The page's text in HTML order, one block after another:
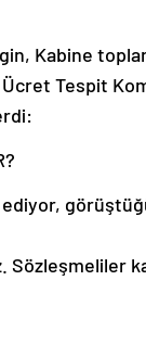
Kabine
Tespit
Sözleşmeliler